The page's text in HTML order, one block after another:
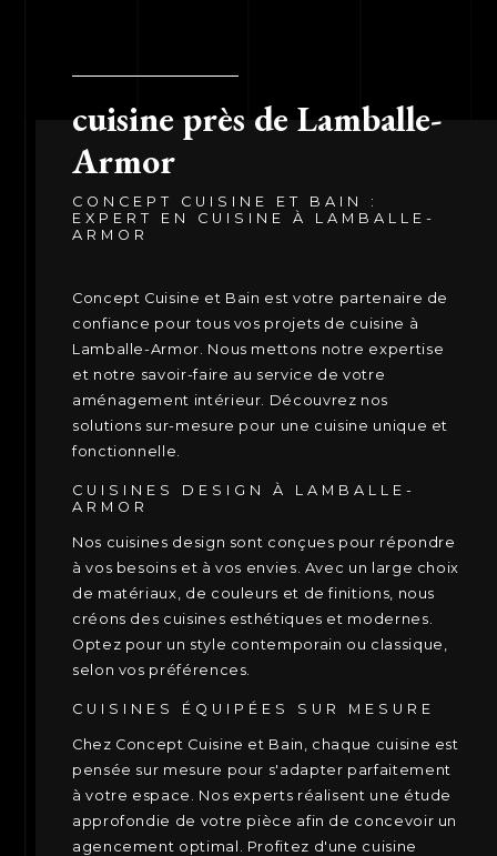
cuisine près de Lamballe-
Armor
CONCEPT CUISINE ET BAIN :
EXPERT EN CUISINE À LAMBALLE-
ARMOR
Concept Cuisine et Bain est votre partenaire de
confiance pour tous vos projets de cuisine à
Lamballe-Armor. Nous mettons notre expertise
et notre savoir-faire au service de votre
aménagement intérieur. Découvrez nos
solutions sur-mesure pour une cuisine unique et
fonctionnelle.
CUISINES DESIGN À LAMBALLE-
ARMOR
Nos cuisines design sont conçues pour répondre
à vos besoins et à vos envies. Avec un large choix
de matériaux, de couleurs et de finitions, nous
créons des cuisines esthétiques et modernes.
Optez pour un style contemporain ou classique,
selon vos préférences.
CUISINES ÉQUIPÉES SUR MESURE
Chez Concept Cuisine et Bain, chaque cuisine est
pensée sur mesure pour s'adapter parfaitement
à votre espace. Nos experts réalisent une étude
approfondie de votre pièce afin de concevoir un
agencement optimal. Profitez d'une cuisine